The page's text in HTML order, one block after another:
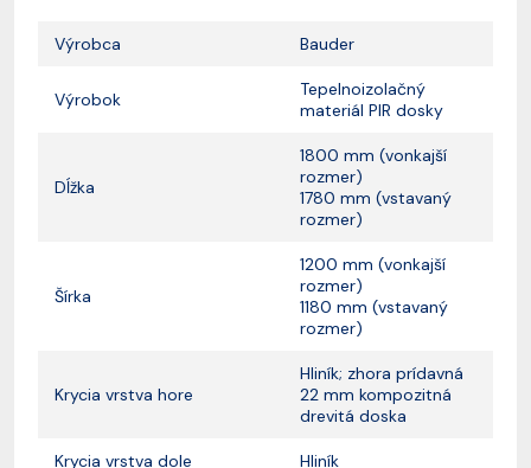
Výrobca Bauder
Výrobok
Tepelnoizolačný
materiál PIR dosky
Dĺžka
1800 mm (vonkajší
rozmer)
1780 mm (vstavaný
rozmer)
Šírka
1200 mm (vonkajší
rozmer)
1180 mm (vstavaný
rozmer)
Krycia vrstva hore
Hliník; zhora prídavná
22 mm kompozitná
drevitá doska
Krycia vrstva dole Hliník